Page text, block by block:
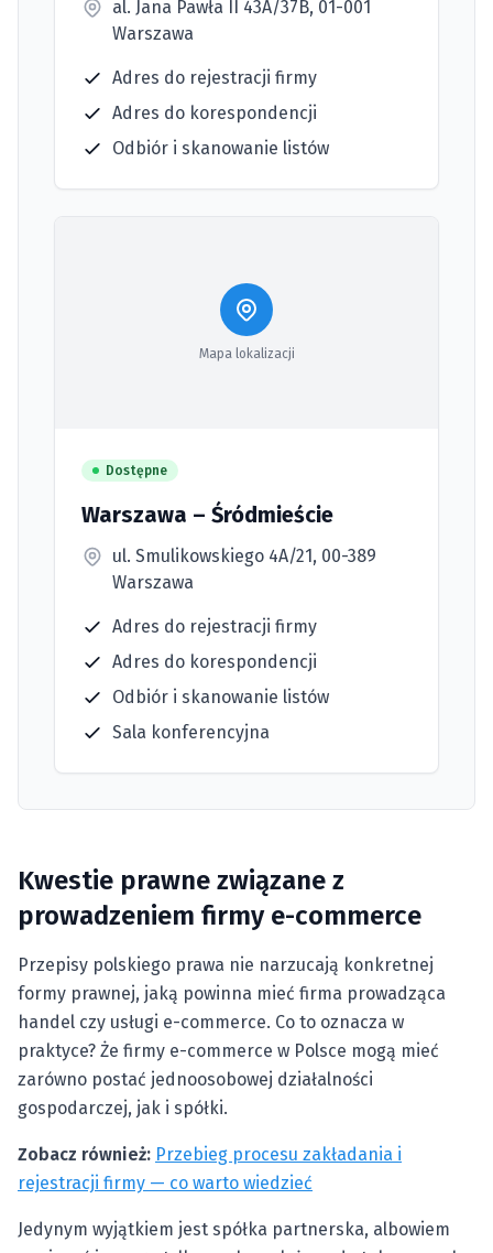
al. Jana Pawła II 43A/37B, 01-001
Warszawa
Adres do rejestracji firmy
Adres do korespondencji
Odbiór i skanowanie listów
Mapa lokalizacji
Dostępne
Warszawa – Śródmieście
ul. Smulikowskiego 4A/21, 00-389
Warszawa
Adres do rejestracji firmy
Adres do korespondencji
Odbiór i skanowanie listów
Sala konferencyjna
Kwestie prawne związane z
prowadzeniem firmy e-commerce
Przepisy polskiego prawa nie narzucają konkretnej
formy prawnej, jaką powinna mieć firma prowadząca
handel czy usługi e-commerce. Co to oznacza w
praktyce? Że firmy e-commerce w Polsce mogą mieć
zarówno postać jednoosobowej działalności
gospodarczej, jak i spółki.
Zobacz również: Przebieg procesu zakładania i
rejestracji firmy — co warto wiedzieć
Jedynym wyjątkiem jest spółka partnerska, albowiem